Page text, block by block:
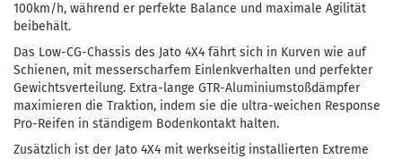
100km/h, während er perfekte Balance und maximale Agilität
beibehält.
Das Low-CG-Chassis des Jato 4X4 fährt sich in Kurven wie auf
Schienen, mit messerscharfem Einlenkverhalten und perfekter
Gewichtsverteilung. Extra-lange GTR-Aluminiumstoßdämpfer
maximieren die Traktion, indem sie die ultra-weichen Response
Pro-Reifen in ständigem Bodenkontakt halten.
Zusätzlich ist der Jato 4X4 mit werkseitig installierten Extreme